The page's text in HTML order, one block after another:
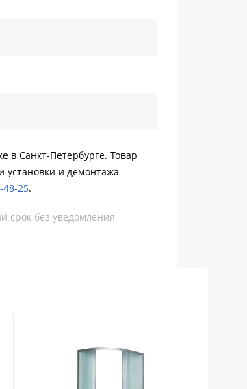
в Санкт-Петербурге. Товар
установки и демонтажа
48-25.
срок без уведомления